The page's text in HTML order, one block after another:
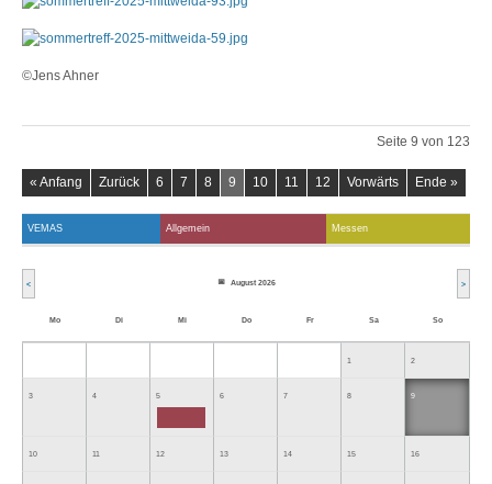
©Jens Ahner
Seite 9 von 123
« Anfang Zurück 6 7 8 9 10 11 12 Vorwärts Ende »
VEMAS Allgemein Messen
< August 2026 >
Mo Di Mi Do Fr Sa So
1 2
3 4 5 6 7 8 9
10 11 12 13 14 15 16